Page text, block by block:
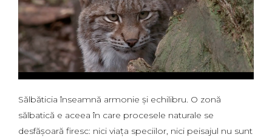
Sălbăticia înseamnă armonie și echilibru. O zonă
sălbatică e aceea în care procesele naturale se
desfășoară firesc: nici viața speciilor, nici peisajul nu sunt